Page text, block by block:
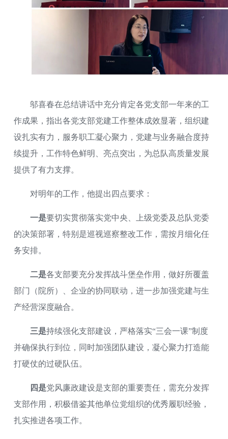
邬喜春在总结讲话中充分肯定各党支部一年来的工
作成果，指出各党支部党建工作整体成效显著，组织建
设扎实有力，服务职工凝心聚力，党建与业务融合度持
续提升，工作特色鲜明、亮点突出，为总队高质量发展
提供了有力支撑。
对明年的工作，他提出四点要求：
一是要切实贯彻落实党中央、上级党委及总队党委
的决策部署，特别是巡视巡察整改工作，需按月细化任
务安排。
二是各支部要充分发挥战斗堡垒作用，做好所覆盖
部门（院所）、企业的协同联动，进一步加强党建与生
产经营深度融合。
三是持续强化支部建设，严格落实“三会一课”制度
并确保执行到位，同时加强团队建设，凝心聚力打造能
打硬仗的过硬队伍。
四是党风廉政建设是支部的重要责任，需充分发挥
支部作用，积极借鉴其他单位党组织的优秀履职经验，
扎实推进各项工作。